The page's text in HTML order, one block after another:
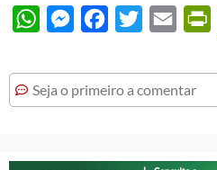
WhatsAppMessengerFacebook
Twitter Email
Seja o primeiro a comentar